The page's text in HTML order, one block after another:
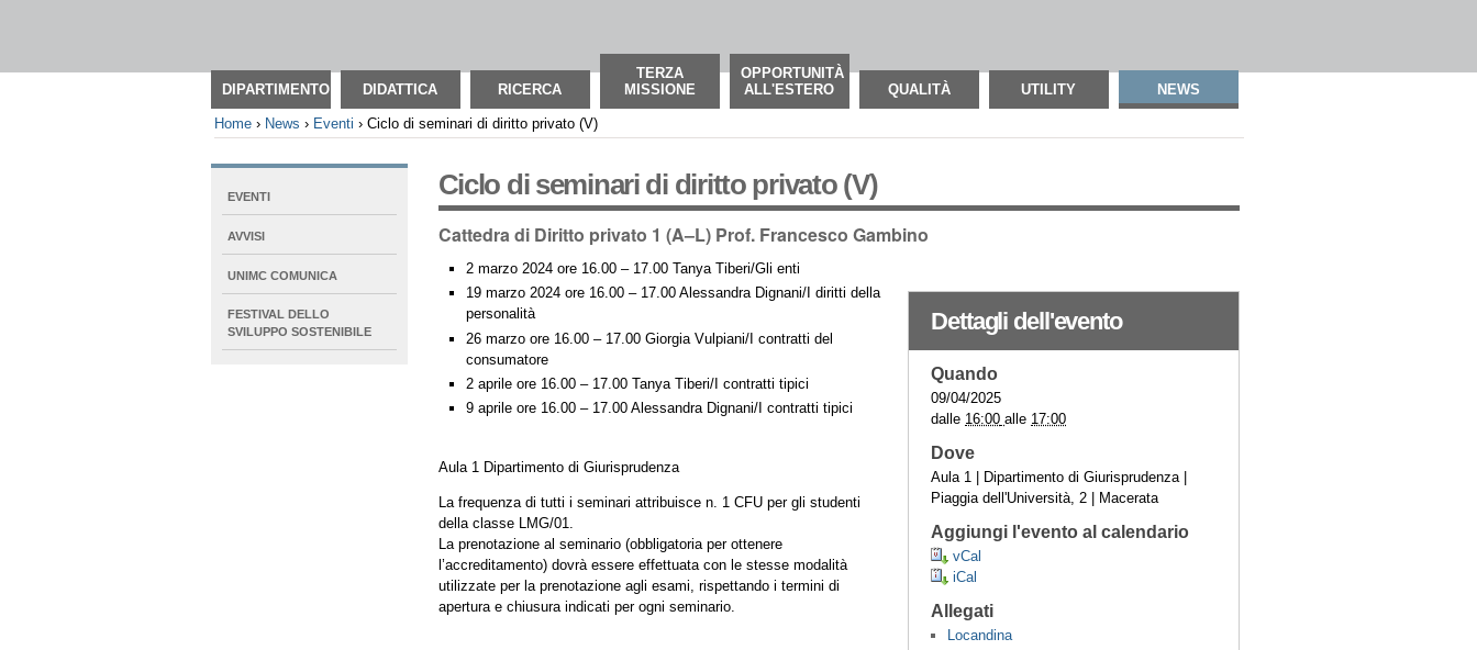
DIPARTIMENTO DIDATTICA RICERCA
TERZA
MISSIONE
OPPORTUNITÀ
ALL'ESTERO
QUALITÀ UTILITY NEWS
Home › News › Eventi ›Ciclo di seminari di diritto privato (V)
Ciclo di seminari di diritto privato (V)
Cattedra di Diritto privato 1 (A–L) Prof. Francesco Gambino
Dettagli dell'evento
Quando
09/04/2025
dalle 16:00 alle 17:00
Dove
Aula 1 | Dipartimento di Giurisprudenza |
Piaggia dell'Università, 2 | Macerata
Aggiungi l'evento al calendario
vCal
iCal
Allegati
Locandina
2 marzo 2024 ore 16.00 – 17.00 Tanya Tiberi/Gli enti
19 marzo 2024 ore 16.00 – 17.00 Alessandra Dignani/I diritti della
personalità
26 marzo ore 16.00 – 17.00 Giorgia Vulpiani/I contratti del
consumatore
2 aprile ore 16.00 – 17.00 Tanya Tiberi/I contratti tipici
9 aprile ore 16.00 – 17.00 Alessandra Dignani/I contratti tipici
Aula 1 Dipartimento di Giurisprudenza
La frequenza di tutti i seminari attribuisce n. 1 CFU per gli studenti
della classe LMG/01.
La prenotazione al seminario (obbligatoria per ottenere
l’accreditamento) dovrà essere effettuata con le stesse modalità
utilizzate per la prenotazione agli esami, rispettando i termini di
apertura e chiusura indicati per ogni seminario.
EXTENDED
EVENTI
AVVISI
UNIMC COMUNICA
FESTIVAL DELLO
SVILUPPO SOSTENIBILE